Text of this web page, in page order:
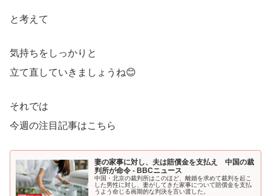
と考えて
気持ちをしっかりと
立て直していきましょうね😊
それでは
今週の注目記事はこちら
妻の家事に対し、夫は賠償金を支払え 中国の裁
判所が命令 - BBCニュース
中国・北京の裁判所はこのほど、離婚を求めて裁判を起こ
した男性に対し、妻がしてきた家事について賠償金を支払
うよう命じる画期的な判決を言い渡した。